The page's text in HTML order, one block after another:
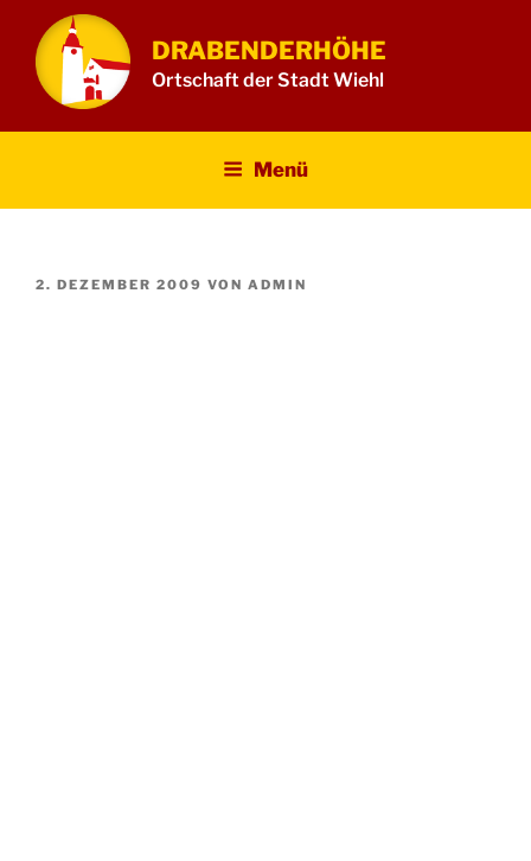
Inhalt
springen
DRABENDERHÖHE
Ortschaft der Stadt Wiehl
Menü
VERÖFFENTLICHT
2. DEZEMBER 2009 VON ADMIN